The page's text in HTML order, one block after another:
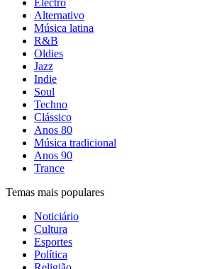
Electro
Alternativo
Música latina
R&B
Oldies
Jazz
Indie
Soul
Techno
Clássico
Anos 80
Música tradicional
Anos 90
Trance
Temas mais populares
Noticiário
Cultura
Esportes
Política